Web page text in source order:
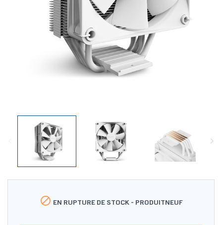
 EN RUPTURE DE STOCK - PRODUITNEUF